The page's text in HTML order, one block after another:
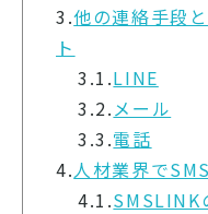
3.他の連絡手段
ト
3.1.LINE
3.2.メール
3.3.電話
4.人材業界で
4.1.SMSLINK